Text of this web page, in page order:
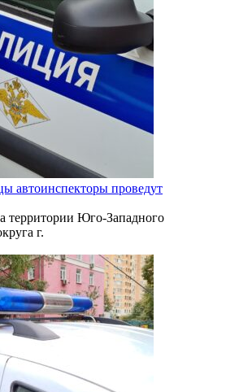
автоинспекторы проведут
территории Юго-Западного
г.